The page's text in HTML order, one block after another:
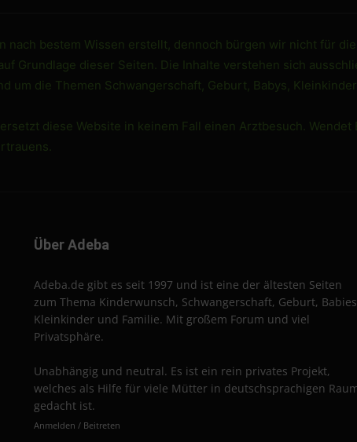
nach bestem Wissen erstellt, dennoch bürgen wir nicht für
Grundlage dieser Seiten. Die Inhalte verstehen sich
um die Themen Schwangerschaft, Geburt, Babys,
diese Website in keinem Fall einen Arztbesuch.
Über Adeba
Adeba.de gibt es seit 1997 und ist eine der ältesten Seiten
zum Thema Kinderwunsch, Schwangerschaft, Geburt,
Kleinkinder und Familie. Mit großem Forum und viel
Privatsphäre.
Unabhängig und neutral. Es ist ein rein privates Projekt,
welches als Hilfe für viele Mütter in deutschsprachigen
gedacht ist.
Anmelden / Beitreten